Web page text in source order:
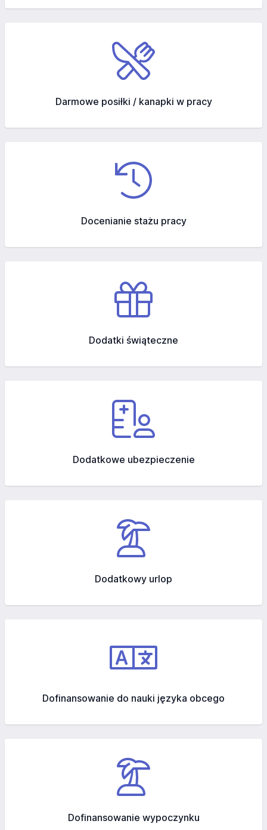
Darmowe posiłki / kanapki w pracy
Docenianie stażu pracy
Dodatki świąteczne
Dodatkowe ubezpieczenie
Dodatkowy urlop
Dofinansowanie do nauki języka obcego
Dofinansowanie wypoczynku